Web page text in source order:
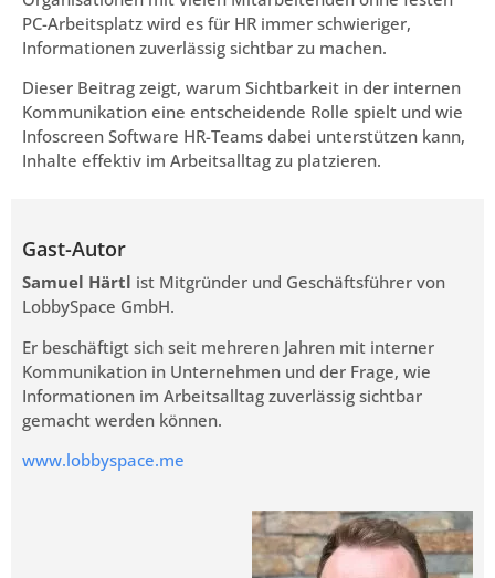
PC-Arbeitsplatz wird es für HR immer schwieriger,
Informationen zuverlässig sichtbar zu machen.
Dieser Beitrag zeigt, warum Sichtbarkeit in der internen
Kommunikation eine entscheidende Rolle spielt und wie
Infoscreen Software HR-Teams dabei unterstützen kann,
Inhalte effektiv im Arbeitsalltag zu platzieren.
Gast-Autor
Samuel Härtl ist Mitgründer und Geschäftsführer von
LobbySpace GmbH.
Er beschäftigt sich seit mehreren Jahren mit interner
Kommunikation in Unternehmen und der Frage, wie
Informationen im Arbeitsalltag zuverlässig sichtbar
gemacht werden können.
www.lobbyspace.me